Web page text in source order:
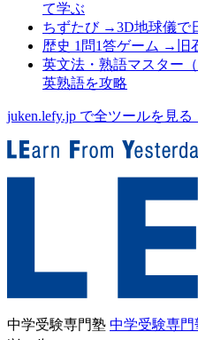
て学ぶ
ちずたび→3D地球儀で
歴史 1問1答ゲーム →
英文法・熟語マスター（
英熟語を攻略
juken.lefy.jp で全ツールを見
中学受験専門塾 中学受験専門